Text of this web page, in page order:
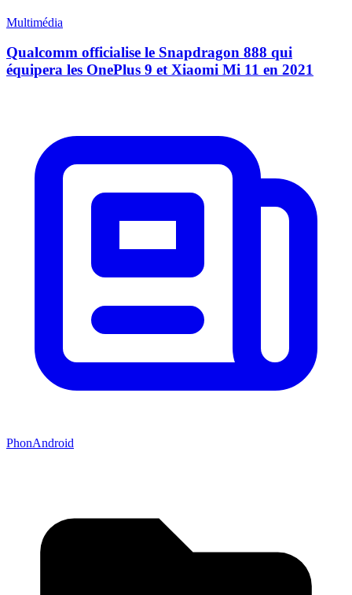
Multimédia
Qualcomm officialise le Snapdragon 888 qui
équipera les OnePlus 9 et Xiaomi Mi 11 en 2021
PhonAndroid